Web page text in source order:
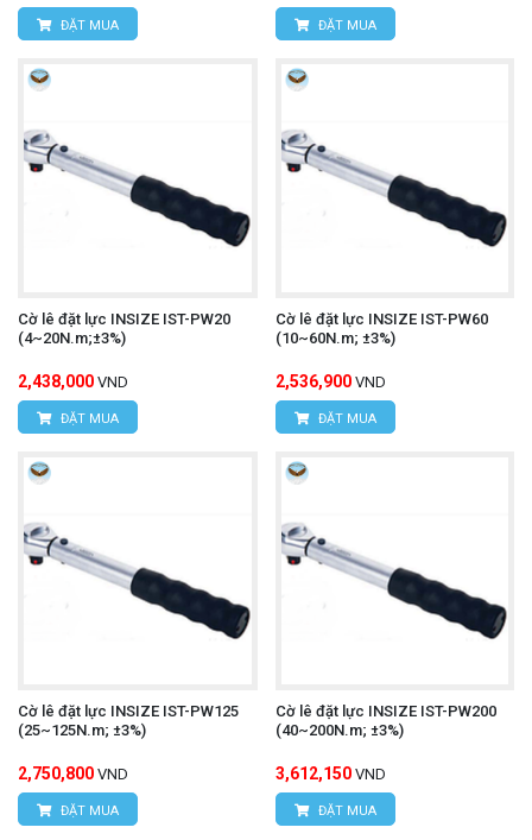
ĐẶT MUA ĐẶT MUA
Cờ lê đặt lực INSIZE IST-PW20
(4~20N.m;±3%)
2,438,000 VND
ĐẶT MUA
Cờ lê đặt lực INSIZE IST-PW60
(10~60N.m; ±3%)
2,536,900 VND
ĐẶT MUA
Cờ lê đặt lực INSIZE IST-PW125
(25~125N.m; ±3%)
2,750,800 VND
ĐẶT MUA
Cờ lê đặt lực INSIZE IST-PW200
(40~200N.m; ±3%)
3,612,150 VND
ĐẶT MUA